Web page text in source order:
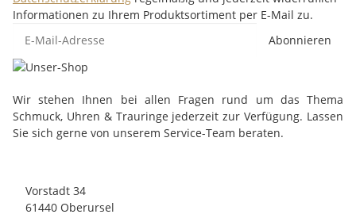
Informationen zu Ihrem Produktsortiment per E-Mail zu.
Abonnieren
Wir stehen Ihnen bei allen Fragen rund um das Thema
Schmuck, Uhren & Trauringe jederzeit zur Verfügung. Lassen
Sie sich gerne von unserem Service-Team beraten.
Vorstadt 34
61440 Oberursel